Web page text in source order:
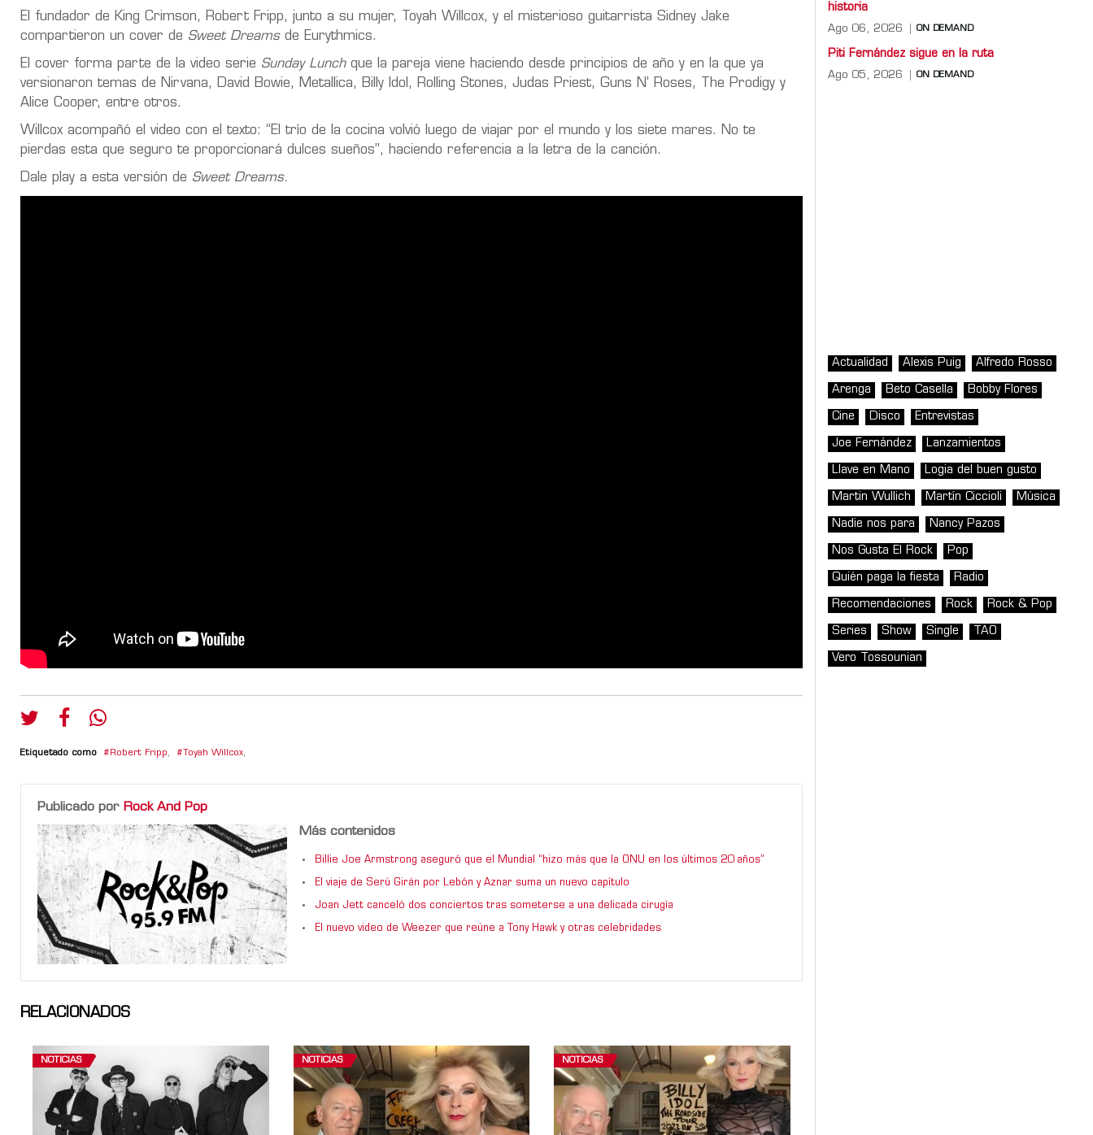
El fundador de King Crimson, Robert Fripp, junto a su mujer, Toyah Willcox, y el misterioso guitarrista Sidney Jake
compartieron un cover de Sweet Dreamsde Eurythmics.
El cover forma parte de la video serie Sunday Lunchque la pareja viene haciendo desde principios de año y en la que ya
versionaron temas de Nirvana, David Bowie, Metallica, Billy Idol, Rolling Stones, Judas Priest, Guns N’ Roses, The Prodigy y
Alice Cooper, entre otros.
Willcox acompañó el video con el texto: “El trío de la cocina volvió luego de viajar por el mundo y los siete mares. No te
pierdas esta que seguro te proporcionará dulces sueños”, haciendo referencia a la letra de la canción.
Dale play a esta versión de Sweet Dreams.
Etiquetado como Robert Fripp, Toyah Willcox,
Publicado por Rock And Pop
Más contenidos
Billie Joe Armstrong aseguró que el Mundial “hizo más que la ONU en los últimos 20 años”
El viaje de Serú Girán por Lebón y Aznar suma un nuevo capítulo
Joan Jett canceló dos conciertos tras someterse a una delicada cirugía
El nuevo video de Weezer que reúne a Tony Hawk y otras celebridades
RELACIONADOS
NOTICIAS NOTICIAS NOTICIAS
historia
Ago 06, 2026 ON DEMAND
Piti Fernández sigue en la ruta
Ago 05, 2026 ON DEMAND
Actualidad Alexis Puig Alfredo Rosso
Arenga Beto Casella Bobby Flores
Cine Disco Entrevistas
Joe Fernández Lanzamientos
Llave en Mano Logia del buen gusto
Martin Wullich Martín Ciccioli Música
Nadie nos para Nancy Pazos
Nos Gusta El Rock Pop
Quién paga la fiesta Radio
Recomendaciones Rock Rock & Pop
Series Show Single TAO
Vero Tossounian